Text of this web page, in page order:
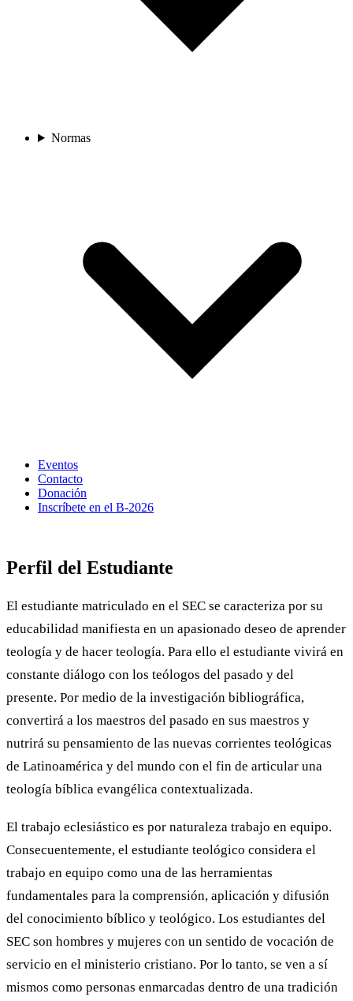
Normas
Eventos
Contacto
Donación
Inscríbete en el B-2026
Perfil del Estudiante
El estudiante matriculado en el SEC se caracteriza por su
educabilidad manifiesta en un apasionado deseo de aprender
teología y de hacer teología. Para ello el estudiante vivirá en
constante diálogo con los teólogos del pasado y del
presente. Por medio de la investigación bibliográfica,
convertirá a los maestros del pasado en sus maestros y
nutrirá su pensamiento de las nuevas corrientes teológicas
de Latinoamérica y del mundo con el fin de articular una
teología bíblica evangélica contextualizada.
El trabajo eclesiástico es por naturaleza trabajo en equipo.
Consecuentemente, el estudiante teológico considera el
trabajo en equipo como una de las herramientas
fundamentales para la comprensión, aplicación y difusión
del conocimiento bíblico y teológico. Los estudiantes del
SEC son hombres y mujeres con un sentido de vocación de
servicio en el ministerio cristiano. Por lo tanto, se ven a sí
mismos como personas enmarcadas dentro de una tradición